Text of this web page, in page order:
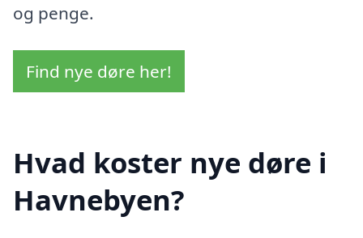
og penge.
Find nye døre her!
Hvad koster nye døre i
Havnebyen?